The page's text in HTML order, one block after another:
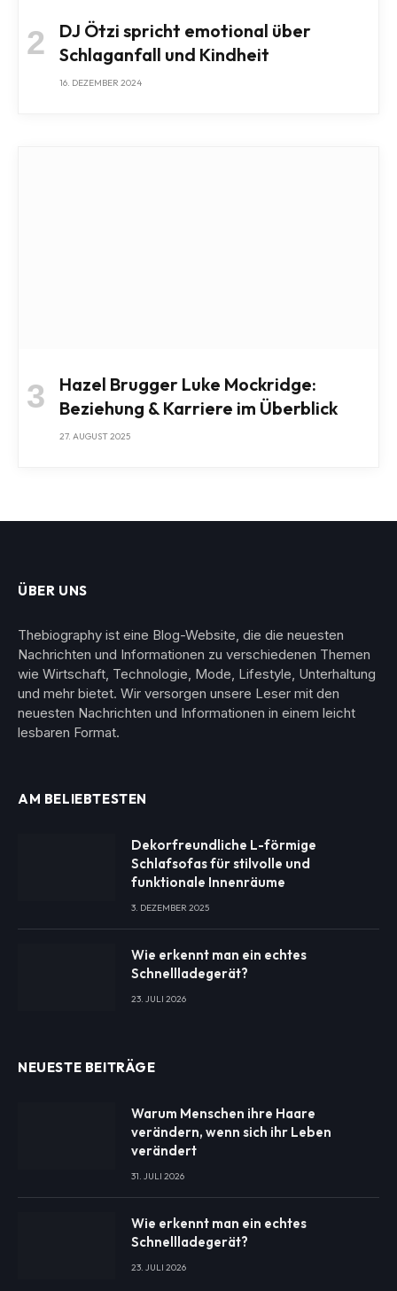
DJ Ötzi spricht emotional über
Schlaganfall und Kindheit
16. DEZEMBER 2024
Hazel Brugger Luke Mockridge:
Beziehung & Karriere im Überblick
27. AUGUST 2025
ÜBER UNS
Thebiography ist eine Blog-Website, die die neuesten
Nachrichten und Informationen zu verschiedenen Themen
wie Wirtschaft, Technologie, Mode, Lifestyle, Unterhaltung
und mehr bietet. Wir versorgen unsere Leser mit den
neuesten Nachrichten und Informationen in einem leicht
lesbaren Format.
AM BELIEBTESTEN
Dekorfreundliche L-förmige
Schlafsofas für stilvolle und
funktionale Innenräume
3. DEZEMBER 2025
Wie erkennt man ein echtes
Schnellladegerät?
23. JULI 2026
NEUESTE BEITRÄGE
Warum Menschen ihre Haare
verändern, wenn sich ihr Leben
verändert
31. JULI 2026
Wie erkennt man ein echtes
Schnellladegerät?
23. JULI 2026